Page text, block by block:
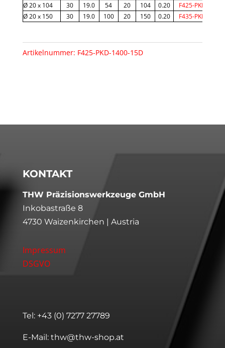
Ø 20 x 104
30 19.0 54 20 104 0.20
F425-PKD-
Ø 20 x 150
30 19.0 100 20 150 0.20 F435-PKD-
Artikelnummer: F425-PKD-1400-15D
KONTAKT
THW Präzisionswerkzeuge GmbH
Inkobastraße 8
4730 Waizenkirchen | Austria
Impressum
DSGVO
Tel: +43 (0) 7277 27789
E-Mail: thw@thw-shop.at